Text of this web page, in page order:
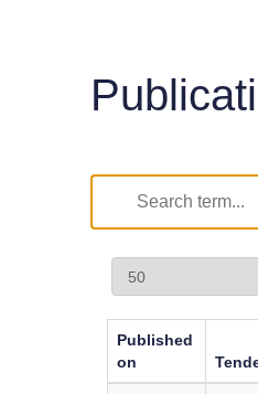
Published
on